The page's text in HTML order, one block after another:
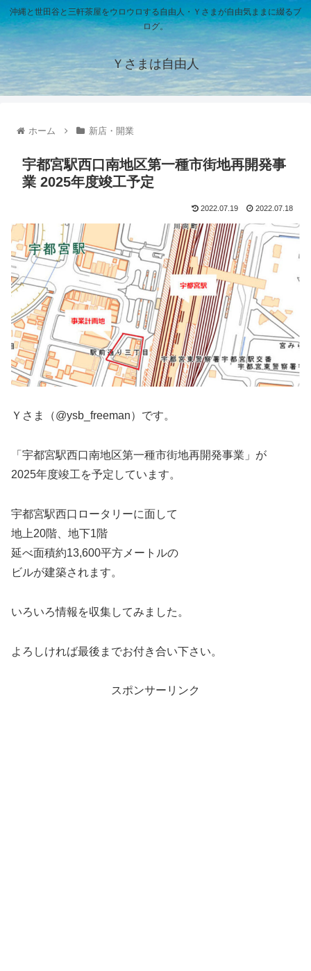
沖縄と世田谷と三軒茶屋をウロウロする自由人・Ｙさまが自由気ままに綴るブ
ログ。
Ｙさまは自由人
ホーム 新店・開業
宇都宮駅西口南地区第一種市街地再開発事
業 2025年度竣工予定
2022.07.19 2022.07.18
Ｙさま（@ysb_freeman）です。
「宇都宮駅西口南地区第一種市街地再開発事業」が
2025年度竣工を予定しています。
宇都宮駅西口ロータリーに面して
地上20階、地下1階
延べ面積約13,600平方メートルの
ビルが建築されます。
いろいろ情報を収集してみました。
よろしければ最後までお付き合い下さい。
スポンサーリンク